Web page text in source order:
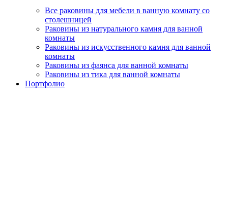
Все раковины для мебели в ванную комнату со
столешницей
Раковины из натурального камня для ванной
комнаты
Раковины из искусственного камня для ванной
комнаты
Раковины из фаянса для ванной комнаты
Раковины из тика для ванной комнаты
Портфолио